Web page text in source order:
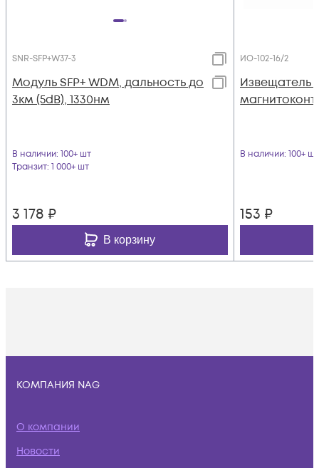
SNR-SFP+W37-3
Модуль SFP+ WDM, дальность до
3км (5dB), 1330нм
В наличии: 100+ шт
Транзит: 1 000+ шт
3 178 ₽
В корзину
ИО-102-16/2
Извещатель
В наличии: 100+ шт
153 ₽
КОМПАНИЯ NAG
О компании
Новости